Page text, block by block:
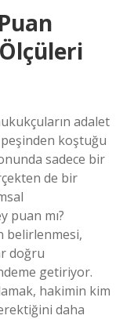
adalet
koştuğu
sadece bir
de bir
puan mı?
belirlenmesi,
doğru
getiriyor.
hakimin kim
daha